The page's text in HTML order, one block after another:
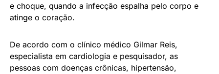
e choque, quando a infecção espalha pelo corpo e
atinge o coração.
De acordo com o clínico médico Gilmar Reis,
especialista em cardiologia e pesquisador, as
pessoas com doenças crônicas, hipertensão,